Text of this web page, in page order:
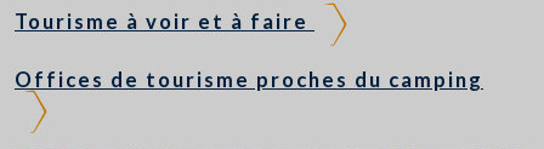
Tourisme à voir et à faire
Offices de tourisme proches du camping